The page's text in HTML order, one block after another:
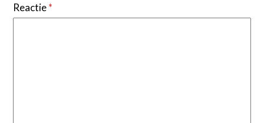
Reactie*